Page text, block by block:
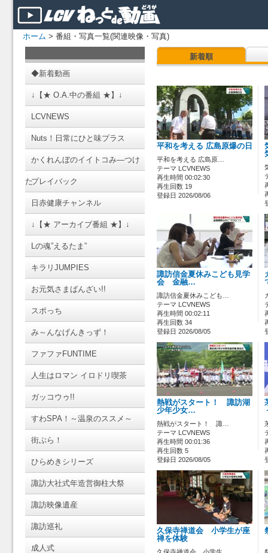
ホーム > 番組・写真一覧(関連映像・写真)
◆新着動画
↓【★ O.A.中の番組 ★】↓
LCVNEWS
Nuts！日常にひと味プラス
かくれんぼのイイトコみ―つけ
たプレイバック
日赤健康チャンネル
↓【★ アーカイブ番組 ★】↓
Lの魂”えるたま”
キラリJUMPIES
お元気さまばんざい!!
スポっち
み～んなげんきっず！
ファファFUNTIME
人生はロマン イロドリ喫茶
ガッコウゥ!!
すわSPA！～温泉のススメ～
街ぶら！
ひらめきシリーズ
諏訪大社式年造営御柱大祭
諏訪映像遺産
諏訪巡礼
成人式
新着順
平和を考える 広島原爆の日
平和を考える 広島原…
テーマ LCVNEWS
再生時間 00:02:30
再生回数 19
登録日 2026/08/06
諏訪信金夏休みこども見学
会 金融…
諏訪信金夏休みこども…
テーマ LCVNEWS
再生時間 00:02:11
再生回数 34
登録日 2026/08/05
熱戦がスタート！ 諏訪湖
少年少女…
熱戦がスタート！ 諏…
テーマ LCVNEWS
再生時間 00:01:36
再生回数 5
登録日 2026/08/05
久保寺禅道会 小学生が座
禅を体験